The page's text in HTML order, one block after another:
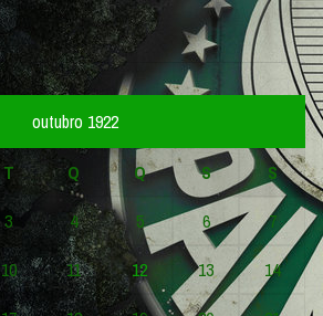
outubro 1922
T Q Q S
S
3 4 5 6
7
10 11 12 13
14